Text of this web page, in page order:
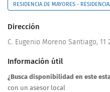
RESIDENCIA DE MAYORES -
Dirección
C. Eugenio Moreno Santiago,
Información útil
¿Busca disponibilidad en este
con un asesor local